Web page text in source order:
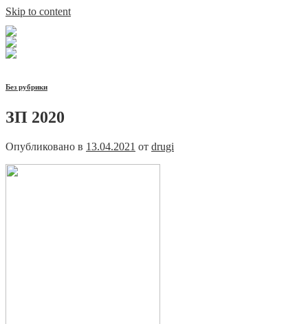
Skip to content
Без рубрики
ЗП 2020
Опубликовано в 13.04.2021 от drugi